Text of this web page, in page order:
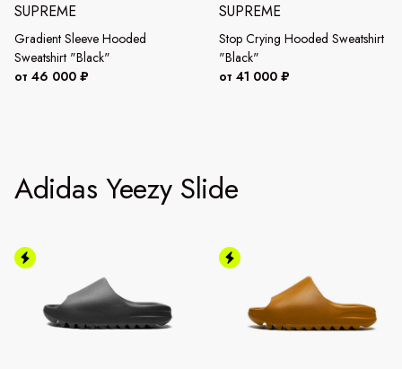
SUPREME
Gradient Sleeve Hooded
Sweatshirt "Black"
от 46 000 ₽
SUPREME
Stop Crying Hooded Sweatshirt
"Black"
от 41 000 ₽
Adidas Yeezy Slide